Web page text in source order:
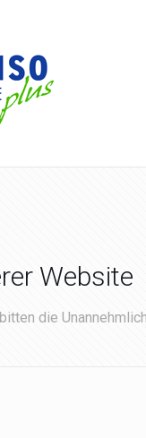
Website
die